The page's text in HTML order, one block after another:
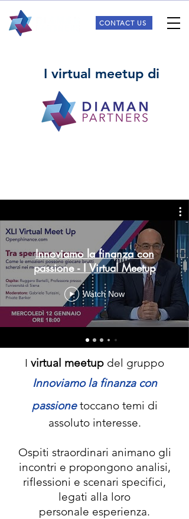
CONTACT US
I virtual meetup di
Innoviamo la finanza con
passione - I Virtual Meetup
Watch Now
I virtual meetup del gruppo
Innoviamo la finanza con
passionetoccano temi di
assoluto interesse.
Ospiti straordinari animano gli
incontri e propongono analisi,
riflessioni e scenari specifici,
legati alla loro
personale esperienza.